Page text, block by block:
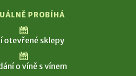
PROBÍHÁ
otevřené sklepy
o víně s vínem